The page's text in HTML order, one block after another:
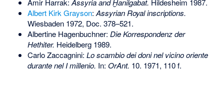
Amir Harrak:Assyria and Ḫanilgabat. Hildesheim 1987.
Albert Kirk Grayson:Assyrian Royal inscriptions.
Wiesbaden 1972, Doc. 378–521.
Albertine Hagenbuchner: Die Korrespondenz der
Hethiter. Heidelberg 1989.
Carlo Zaccagnini: Lo scambio dei doni nel vicino oriente
durante nel I millenio. In: OrAnt. 10. 1971, 110 f.